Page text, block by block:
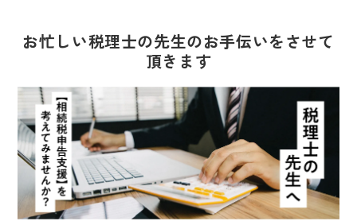
お忙しい税理士の先生のお手伝いをさせて
頂きます